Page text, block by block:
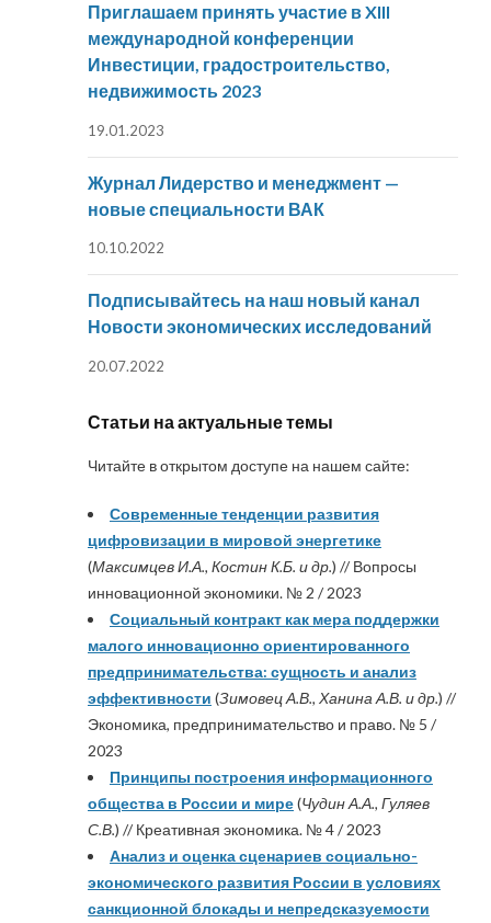
Приглашаем принять участие в XIII
международной конференции
Инвестиции, градостроительство,
недвижимость 2023
19.01.2023
Журнал Лидерство и менеджмент —
новые специальности ВАК
10.10.2022
Подписывайтесь на наш новый канал
Новости экономических исследований
20.07.2022
Статьи на актуальные темы
Читайте в открытом доступе на нашем сайте:
Современные тенденции развития
цифровизации в мировой энергетике
(Максимцев И.А., Костин К.Б. и др.) // Вопросы
инновационной экономики. № 2 / 2023
Социальный контракт как мера поддержки
малого инновационно ориентированного
предпринимательства: сущность и анализ
эффективности (Зимовец А.В., Ханина А.В. и др.) //
Экономика, предпринимательство и право. № 5 /
2023
Принципы построения информационного
общества в России и мире(Чудин А.А., Гуляев
С.В.) // Креативная экономика. № 4 / 2023
Анализ и оценка сценариев социально-
экономического развития России в условиях
санкционной блокады и непредсказуемости